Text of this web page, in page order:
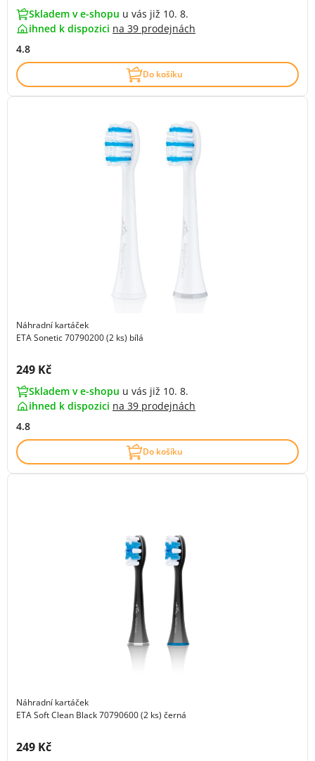
Skladem v e-shopu u vás již 10. 8.
ihned k dispozici na 39 prodejnách
4.8
Do košíku
Náhradní kartáček
ETA Sonetic 70790200 (2 ks) bílá
Cena s DPH:
249 Kč
Skladem v e-shopu u vás již 10. 8.
ihned k dispozici na 39 prodejnách
4.8
Do košíku
Náhradní kartáček
ETA Soft Clean Black 70790600 (2 ks) černá
Cena s DPH:
249 Kč